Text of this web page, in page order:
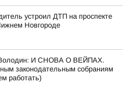
устроил ДТП на проспекте
Новгороде
И СНОВА О ВЕЙПАХ.
законодательным собраниям
работать)